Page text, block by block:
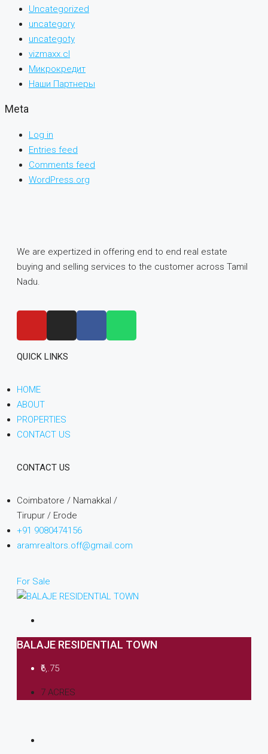
Uncategorized
uncategory
uncategoty
vizmaxx.cl
Микрокредит
Наши Партнеры
Meta
Log in
Entries feed
Comments feed
WordPress.org
We are expertized in offering end to end real estate
buying and selling services to the customer across Tamil
Nadu.
QUICK LINKS
HOME
ABOUT
PROPERTIES
CONTACT US
CONTACT US
Coimbatore / Namakkal /
Tirupur / Erode
+91 9080474156
aramrealtors.off@gmail.com
For Sale
BALAJE RESIDENTIAL TOWN
₹6,.75
7 ACRES